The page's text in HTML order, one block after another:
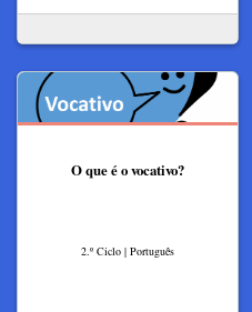
O que é o vocativo?
2.º Ciclo | Português